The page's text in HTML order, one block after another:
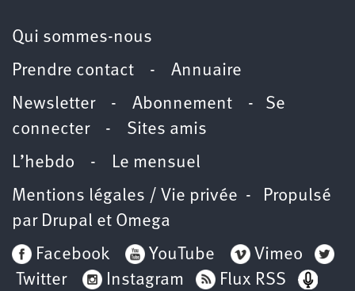
Qui sommes-nous
Prendre contact - Annuaire
Newsletter - Abonnement - Se
connecter- Sites amis
L’hebdo - Le mensuel
Mentions légales / Vie privée - Propulsé
par Drupal et Omega
Facebook
YouTube
Vimeo
Twitter
Instagram Flux RSS